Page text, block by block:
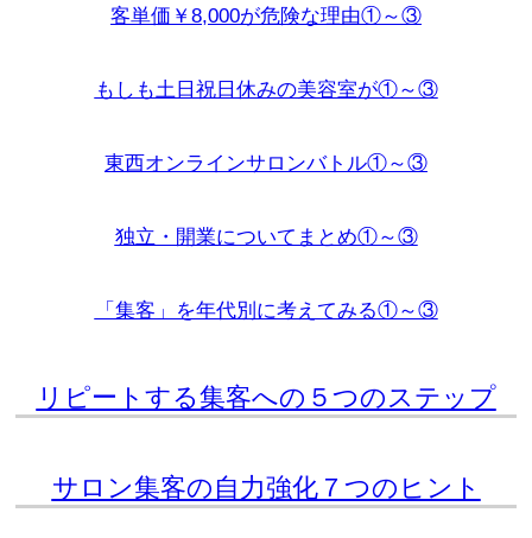
客単価￥8,000が危険な理由①～③
もしも土日祝日休みの美容室が①～③
東西オンラインサロンバトル①～③
独立・開業についてまとめ①～③
「集客」を年代別に考えてみる①～③
リピートする集客への５つのステップ
サロン集客の自力強化７つのヒント